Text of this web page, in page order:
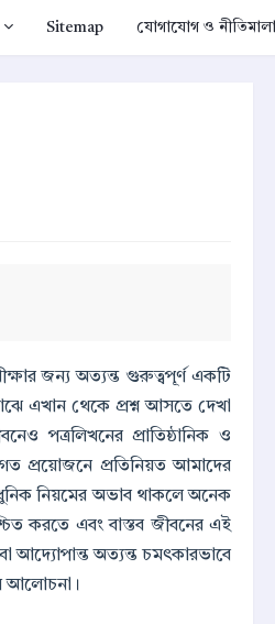
Sitemap যোগাযোগ ও নীতিমালা
জন্য অত্যন্ত গুরুত্বপূর্ণ একটি
এখান থেকে প্রশ্ন আসতে দেখা
পত্রলিখনের প্রাতিষ্ঠানিক ও
প্রয়োজনে প্রতিনিয়ত আমাদের
নিয়মের অভাব থাকলে অনেক
করতে এবং বাস্তব জীবনের এই
অত্যন্ত চমৎকারভাবে
আলোচনা।